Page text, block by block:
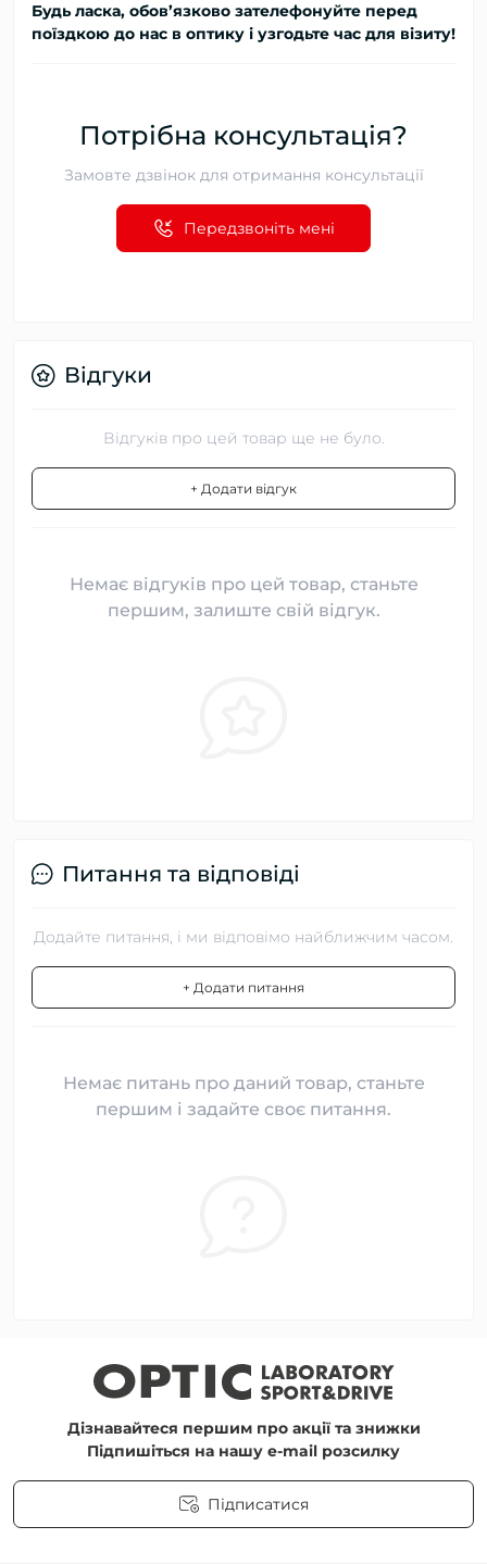
Будь ласка, обов’язково зателефонуйте перед
поїздкою до нас в оптику і узгодьте час для візиту!
Потрібна консультація?
Замовте дзвінок для отримання консультації
Передзвоніть мені
Відгуки
Відгуків про цей товар ще не було.
+ Додати відгук
Немає відгуків про цей товар, станьте
першим, залиште свій відгук.
Питання та відповіді
Додайте питання, і ми відповімо найближчим часом.
+ Додати питання
Немає питань про даний товар, станьте
першим і задайте своє питання.
Дізнавайтеся першим про акції та знижки
Підпишіться на нашу e-mail розсилку
Підписатися